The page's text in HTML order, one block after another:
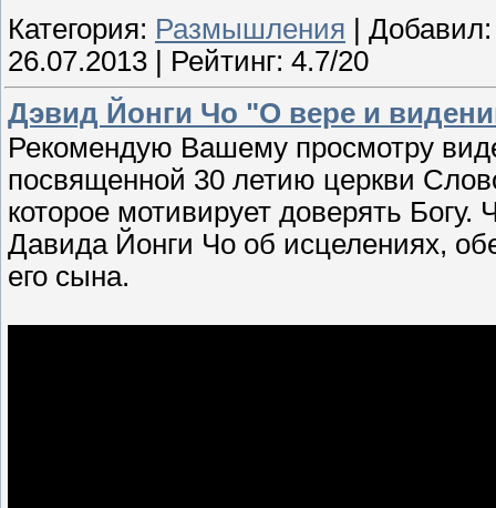
Категория: Размышления |
26.07.2013 | Рейтинг: 4.7/20
Дэвид Йонги Чо "О вере и
Рекомендую Вашему просмотру
посвященной 30 летию церкви
которое мотивирует доверять
Давида Йонги Чо об исцелениях,
его сына.